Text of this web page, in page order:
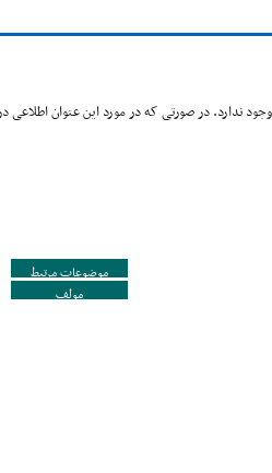
ندارد. در صورتی که در مورد این عنوان اطلاعی
موضوعات مرتبط
مولف